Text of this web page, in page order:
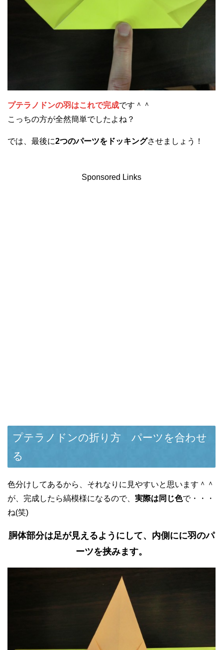
プテラノドンの羽はこれで完成です＾＾
こっちの方が全然簡単でしたよね？
では、最後に2つのパーツをドッキングさせましょう！
Sponsored Links
プテラノドンの折り方 パーツを合わせ
る
色分けしてあるから、それなりに見やすいと思います＾＾
が、完成したら縞模様になるので、 実際は同じ色で・・・
ね(笑)
胴体部分は足が見えるようにして、内側にに羽のパ
ーツを挟みます。